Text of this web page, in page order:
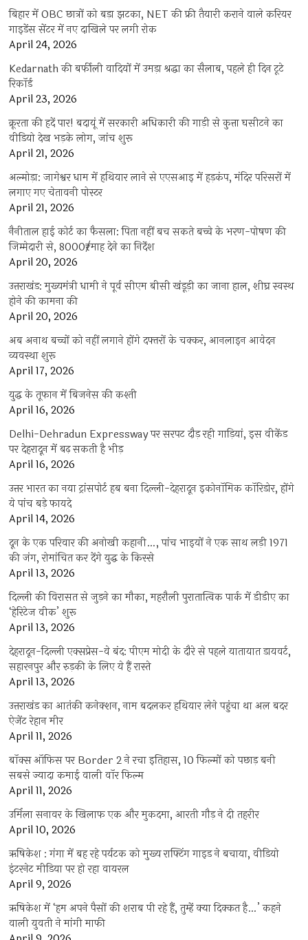
बिहार में OBC छात्रों को बड़ा झटका, NET की फ्री तैयारी कराने वाले करियर
गाइडेंस सेंटर में नए दाखिले पर लगी रोक
April 24, 2026
Kedarnath की बर्फीली वादियों में उमड़ा श्रद्धा का सैलाब, पहले ही दिन टूटे
रिकॉर्ड
April 23, 2026
क्रूरता की हदें पार! बदायूं में सरकारी अधिकारी की गाड़ी से कुत्ता घसीटने का
वीडियो देख भड़के लोग, जांच शुरू
April 21, 2026
अल्मोड़ा: जागेश्वर धाम में हथियार लाने से एएसआइ में हड़कंप, मंदिर परिसरों में
लगाए गए चेतावनी पोस्टर
April 21, 2026
नैनीताल हाई कोर्ट का फैसला: पिता नहीं बच सकते बच्चे के भरण-पोषण की
जिम्मेदारी से, 8000₹/माह देने का निर्देश
April 20, 2026
उत्तराखंड: मुख्यमंत्री धामी ने पूर्व सीएम बीसी खंडूड़ी का जाना हाल, शीघ्र स्वस्थ
होने की कामना की
April 20, 2026
अब अनाथ बच्चों को नहीं लगाने होंगे दफ्तरों के चक्कर, आनलाइन आवेदन
व्यवस्था शुरू
April 17, 2026
युद्ध के तूफान में बिजनेस की कश्ती
April 16, 2026
Delhi-Dehradun Expressway पर सरपट दौड़ रही गाड़ियां, इस वीकेंड
पर देहरादून में बढ़ सकती है भीड़
April 16, 2026
उत्तर भारत का नया ट्रांसपोर्ट हब बना दिल्ली-देहरादून इकोनॉमिक कॉरिडोर, होंगे
ये पांच बड़े फायदे
April 14, 2026
दून के एक परिवार की अनोखी कहानी…, पांच भाइयों ने एक साथ लड़ी 1971
की जंग, रोमांचित कर देंगे युद्ध के किस्से
April 13, 2026
दिल्ली की विरासत से जुड़ने का मौका, महरौली पुरातात्विक पार्क में डीडीए का
‘हेरिटेज वीक’ शुरू
April 13, 2026
देहरादून-दिल्ली एक्सप्रेस-वे बंद: पीएम मोदी के दौरे से पहले यातायात डायवर्ट,
सहारनपुर और रुड़की के लिए ये हैं रास्ते
April 13, 2026
उत्तराखंड का आतंकी कनेक्शन, नाम बदलकर हथियार लेने पहुंचा था अल बदर
ऐजेंट रेहान मीर
April 11, 2026
बॉक्स ऑफिस पर Border 2 ने रचा इतिहास, 10 फिल्मों को पछाड़ बनी
सबसे ज्यादा कमाई वाली वॉर फिल्म
April 11, 2026
उर्मिला सनावर के खिलाफ एक और मुकदमा, आरती गौड़ ने दी तहरीर
April 10, 2026
ऋषिकेश : गंगा में बह रहे पर्यटक को मुख्य राफ्टिंग गाइड ने बचाया, वीडियो
इंटरनेट मीडिया पर हो रहा वायरल
April 9, 2026
ऋषिकेश में ‘हम अपने पैसों की शराब पी रहे हैं, तुम्हें क्या दिक्कत है…’ कहने
वाली युवती ने मांगी माफी